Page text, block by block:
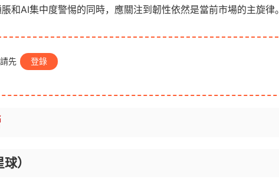
和AI集中度警惕的同時，應關注到韌性依然是當前市場的主旋律。
先 登錄
）